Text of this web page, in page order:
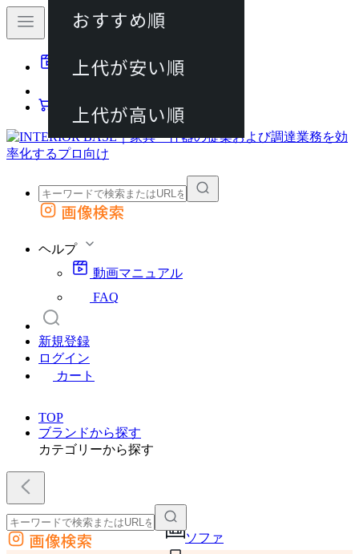
動画マニュアル
カート
外部サイトの商品をカートに追加
画像検索
ヘルプ
動画マニュアル
FAQ
新規登録
ログイン
カート
TOP
ブランドから探す
カテゴリーから探す
ソファ
外部サイトの商品をカートに追加
画像検索
おすすめ順
上代が安い順
上代が高い順